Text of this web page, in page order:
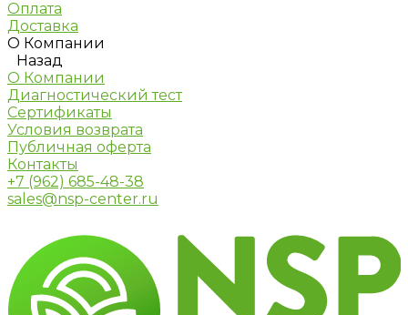
Оплата
Доставка
О Компании
Назад
О Компании
Диагностический тест
Сертификаты
Условия возврата
Публичная оферта
Контакты
+7 (962) 685-48-38
sales@nsp-center.ru